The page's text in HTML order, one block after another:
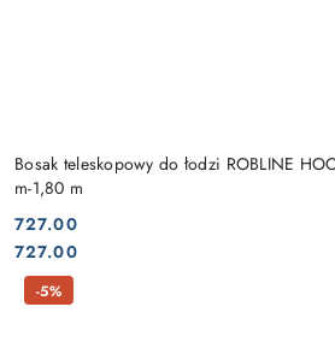
Bosak teleskopowy do łodzi ROBLINE
m-1,80 m
Cena:
727.00
Cena:
727.00
-5%